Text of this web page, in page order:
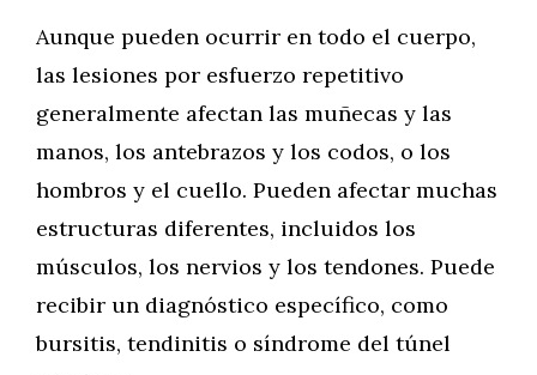
Aunque pueden ocurrir en todo el cuerpo,
las lesiones por esfuerzo repetitivo
generalmente afectan las muñecas y las
manos, los antebrazos y los codos, o los
hombros y el cuello. Pueden afectar muchas
estructuras diferentes, incluidos los
músculos, los nervios y los tendones. Puede
recibir un diagnóstico específico, como
bursitis, tendinitis o síndrome del túnel